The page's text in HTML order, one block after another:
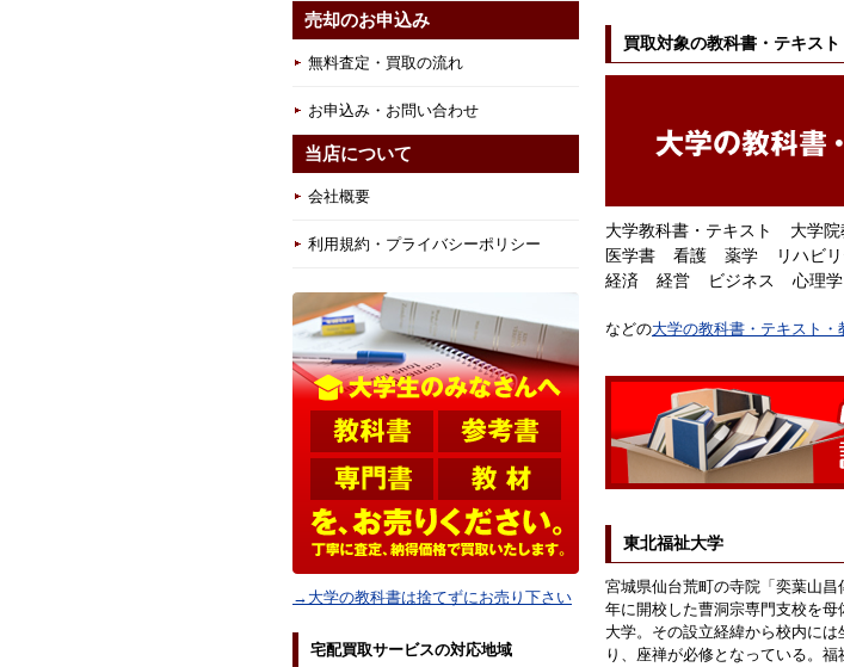
買取対象の教科書・テキスト
大学教科書・テキスト 大学
医学書
看護 薬学 リハビ
経済
経営 ビジネス 心理学
などの大学の教科書・テキスト・
東北福祉大学
宮城県仙台荒町の寺院「奕葉山昌
年に開校した曹洞宗専門支校を母
大学。その設立経緯から校内には
り、座禅が必修となっている。福
売却のお申込み
無料査定・買取の流れ
お申込み・お問い合わせ
当店について
会社概要
利用規約・プライバシーポリシー
→大学の教科書は捨てずにお売り下さい
宅配買取サービスの対応地域